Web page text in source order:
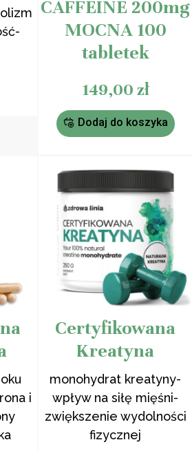
CAFFEINE 200mg
MOCNA 100
tabletek
149,00 zł
Dodaj do koszyka
i
Certyfikowana
Kreatyna
monohydrat kreatyny-
wpływ na siłę mięśni-
zwiększenie wydolności
fizycznej